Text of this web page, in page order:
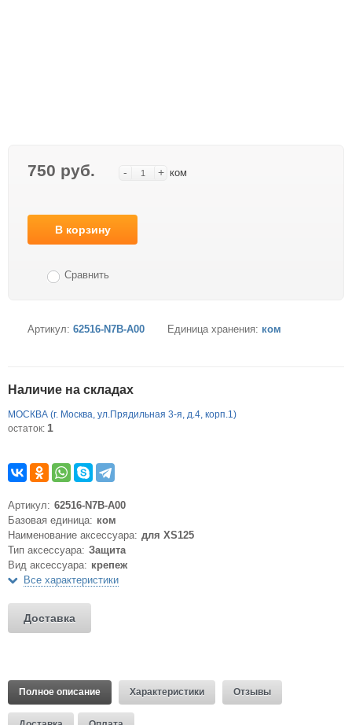
750 руб. - + ком
В корзину
Сравнить
Артикул: 62516-N7B-A00 Единица хранения: ком
Наличие на складах
МОСКВА (г. Москва, ул.Прядильная 3-я, д.4, корп.1)
остаток: 1
Артикул: 62516-N7B-A00
Базовая единица: ком
Наименование аксессуара: для XS125
Тип аксессуара: Защита
Вид аксессуара: крепеж
Все характеристики
Доставка
Полное описание Характеристики Отзывы